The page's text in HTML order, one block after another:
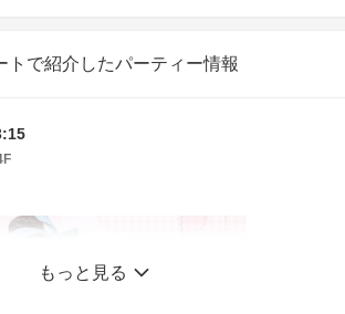
トで紹介したパーティー情報
もっと見る